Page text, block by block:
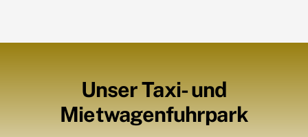
Unser Taxi- und
Mietwagenfuhrpark